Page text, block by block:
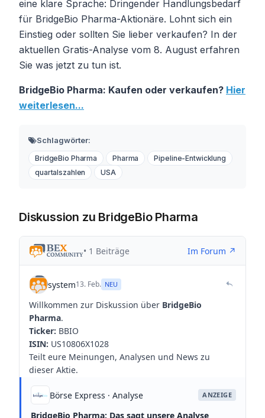
eine klare Sprache: Dringender Handlungsbedarf
für BridgeBio Pharma-Aktionäre. Lohnt sich ein
Einstieg oder sollten Sie lieber verkaufen? In der
aktuellen Gratis-Analyse vom 8. August erfahren
Sie was jetzt zu tun ist.
BridgeBio Pharma: Kaufen oder verkaufen? Hier
weiterlesen...
Schlagwörter:
BridgeBio Pharma Pharma
Pipeline-Entwicklung
quartalszahlen
USA
Diskussion zu BridgeBio Pharma